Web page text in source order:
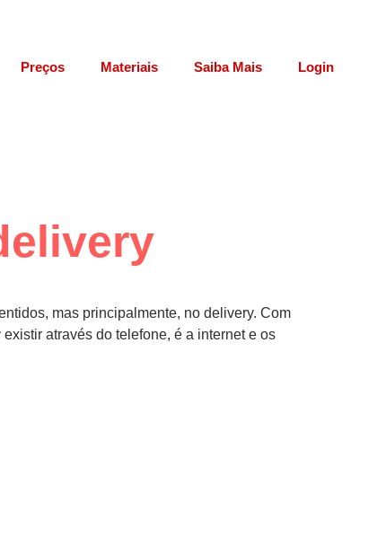
Preços Materiais Saiba Mais Login
mas principalmente, no delivery. Com
através do telefone, é a internet e os